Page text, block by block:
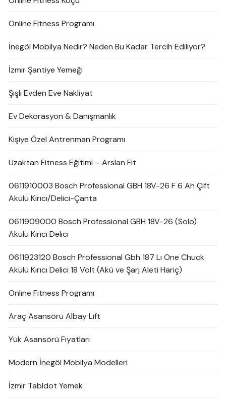
Online Fitness Programı
İnegöl Mobilya Nedir? Neden Bu Kadar Tercih Ediliyor?
İzmir Şantiye Yemeği
Şişli Evden Eve Nakliyat
Ev Dekorasyon & Danışmanlık
Kişiye Özel Antrenman Programı
Uzaktan Fitness Eğitimi – Arslan Fit
0611910003 Bosch Professional GBH 18V-26 F 6 Ah Çift
Akülü Kırıcı/Delici-Çanta
0611909000 Bosch Professional GBH 18V-26 (Solo)
Akülü Kırıcı Delici
0611923120 Bosch Professional Gbh 187 Lı One Chuck
Akülü Kırıcı Delici 18 Volt (Akü ve Şarj Aleti Hariç)
Online Fitness Programı
Araç Asansörü Albay Lift
Yük Asansörü Fiyatları
Modern İnegöl Mobilya Modelleri
İzmir Tabldot Yemek